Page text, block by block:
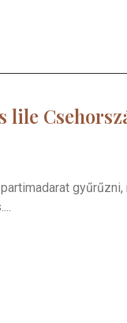
lile